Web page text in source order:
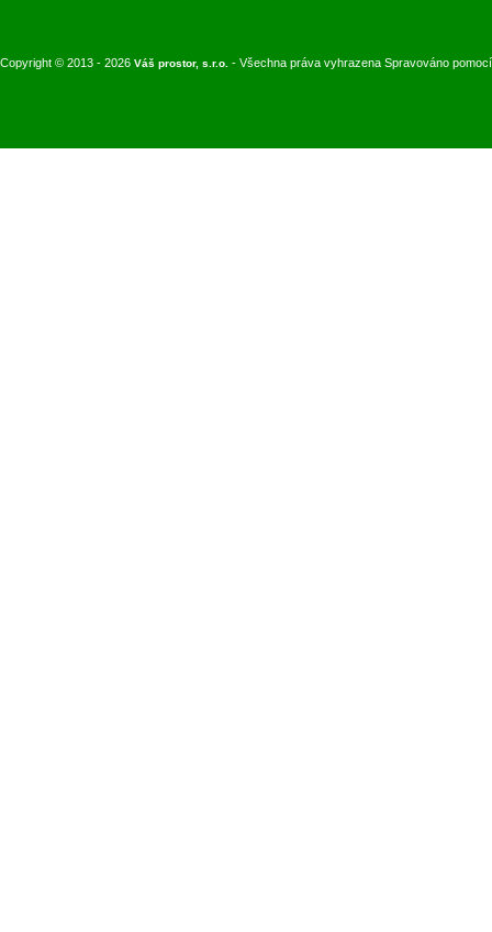
Copyright © 2013 - 2026 Váš prostor, s.r.o. - Všechna práva vyhrazena Spravováno